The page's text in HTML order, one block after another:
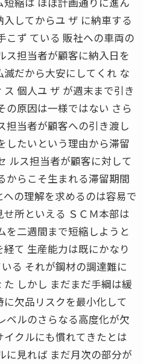
してからユ ザ に納車する
こず ている 販社への車両の
ス担当者が顧客に納入日を
だから大安にしてくれ な
個人ユ ザ が週末まで引き
の原因は一様ではない さら
担当者が顧客への引き渡し
したいという理由から滞留
ルス担当者が顧客に対して
からこそ生まれる滞留期間
の理解を求めるのは容易で
所といえる ＳＣＭ本部は
を二週間まで短縮しようと
て 生産能力は既にかなり
る それが鋼材の調達難に
しかし まだまだ手綱は緩
欠品リスクを最小化して
ベルのさらなる高度化が欠
クルにも慣れてきたとは
に見れば まだ月次の部分が